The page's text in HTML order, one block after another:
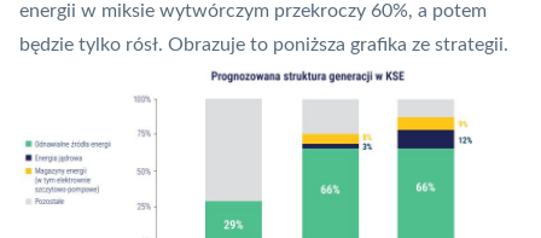
energii w miksie wytwórczym przekroczy 60%, a potem
będzie tylko rósł. Obrazuje to poniższa grafika ze strategii.